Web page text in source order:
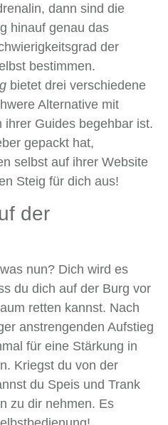
dann sind die
hinauf genau das
der
bestimmen.
bietet drei verschiedene
Alternative mit
ihrer Guides begehbar ist.
gepackt hat,
selbst auf ihrer Website
Steig für dich aus!
der
nun? Dich wird es
du dich auf der Burg vor
retten kannst. Nach
anstrengenden Aufstieg
für eine Stärkung in
Kriegst du von der
du Speis und Trank
zu dir nehmen. Es